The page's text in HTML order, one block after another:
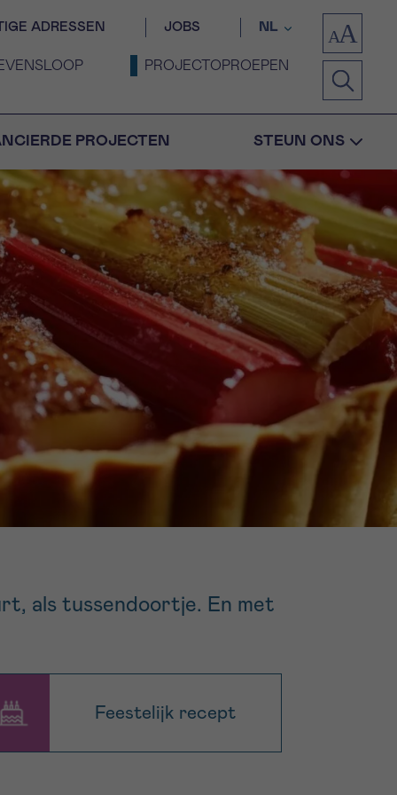
ADRESSEN JOBS NL
PROJECTOPROEPEN
PROJECTEN STEUN ONS
als tussendoortje. En met
Feestelijk recept
Bevestiging
16h-18h